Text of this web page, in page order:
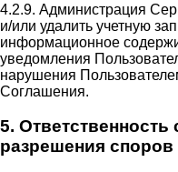
4.2.9. Администрация
и/или удалить учетную
информационное
уведомления
нарушения
Соглашения.
5. Ответственность
разрешения споров